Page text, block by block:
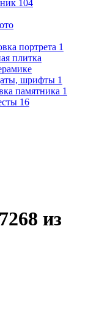
104
портрета 1
плитка
шрифты 1
памятника 1
16
из